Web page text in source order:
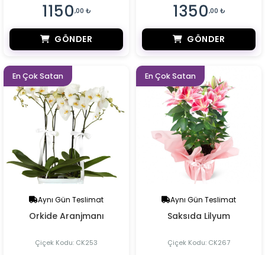
1150,00 ₺
GÖNDER
1350,00 ₺
GÖNDER
En Çok Satan
Aynı Gün Teslimat
Orkide Aranjmanı
Çiçek Kodu: CK253
En Çok Satan
Aynı Gün Teslimat
Saksıda Lilyum
Çiçek Kodu: CK267